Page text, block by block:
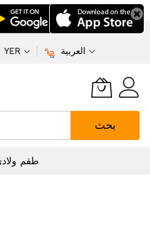
YER العربية
بحث
طقم